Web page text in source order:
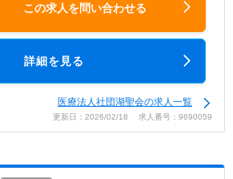
この求人を問い合わせる
詳細を見る
医療法人社団湖聖会の求人一覧
更新日：2026/02/18 求人番号：9690059